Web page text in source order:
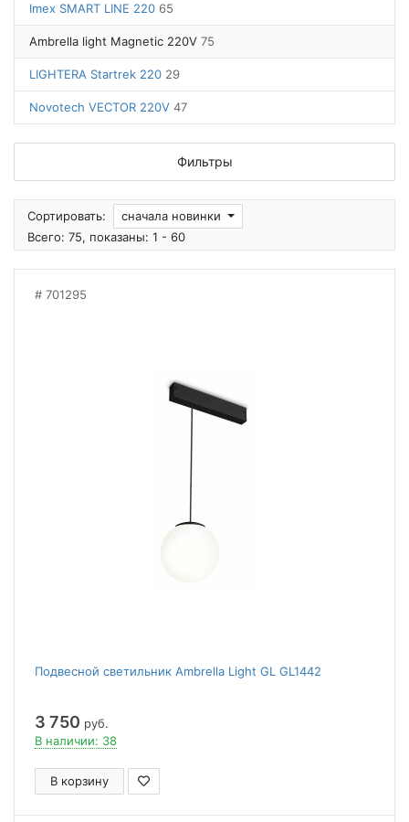
Imex SMART LINE 220 65
Ambrella light Magnetic 220V 75
LIGHTERA Startrek 220 29
Novotech VECTOR 220V 47
Фильтры
Сортировать:
сначала новинки
Всего: 75, показаны: 1 - 60
701295
Подвесной светильник Ambrella Light GL GL1442
3 750 руб.
В наличии: 38
В корзину